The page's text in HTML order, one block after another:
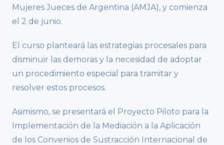
Mujeres Jueces de Argentina (AMJA), y comienza
el 2 de junio.
El curso planteará las estrategias procesales para
disminuir las demoras y la necesidad de adoptar
un procedimiento especial para tramitar y
resolver estos procesos.
Asimismo, se presentará el Proyecto Piloto para la
Implementación de la Mediación a la Aplicación
de los Convenios de Sustracción Internacional de